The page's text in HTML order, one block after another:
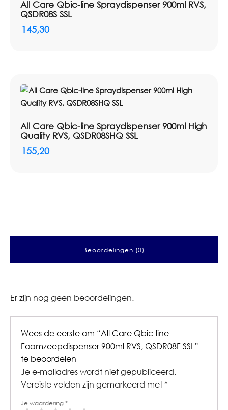
All Care Qbic-line Spraydispenser 900ml RVS,
QSDR08S SSL
145,30
All Care Qbic-line Spraydispenser 900ml High
Quality RVS, QSDR08SHQ SSL
155,20
Beoordelingen (0)
Er zijn nog geen beoordelingen.
Wees de eerste om “All Care Qbic-line
Foamzeepdispenser 900ml RVS, QSDR08F SSL”
te beoordelen
Je e-mailadres wordt niet gepubliceerd.
Vereiste velden zijn gemarkeerd met *
Je waardering*